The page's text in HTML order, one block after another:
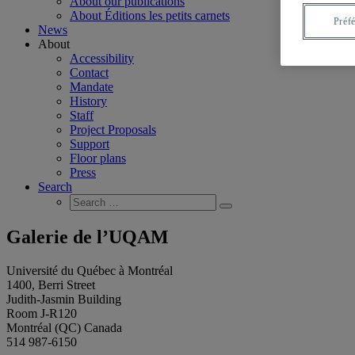
About Éditions les petits carnets
News
About
Accessibility
Contact
Mandate
History
Staff
Project Proposals
Support
Floor plans
Press
Search
Search
for:
Search
Galerie de l’UQAM
Université du Québec à Montréal
1400, Berri Street
Judith-Jasmin Building
Room J-R120
Montréal (QC) Canada
514 987-6150